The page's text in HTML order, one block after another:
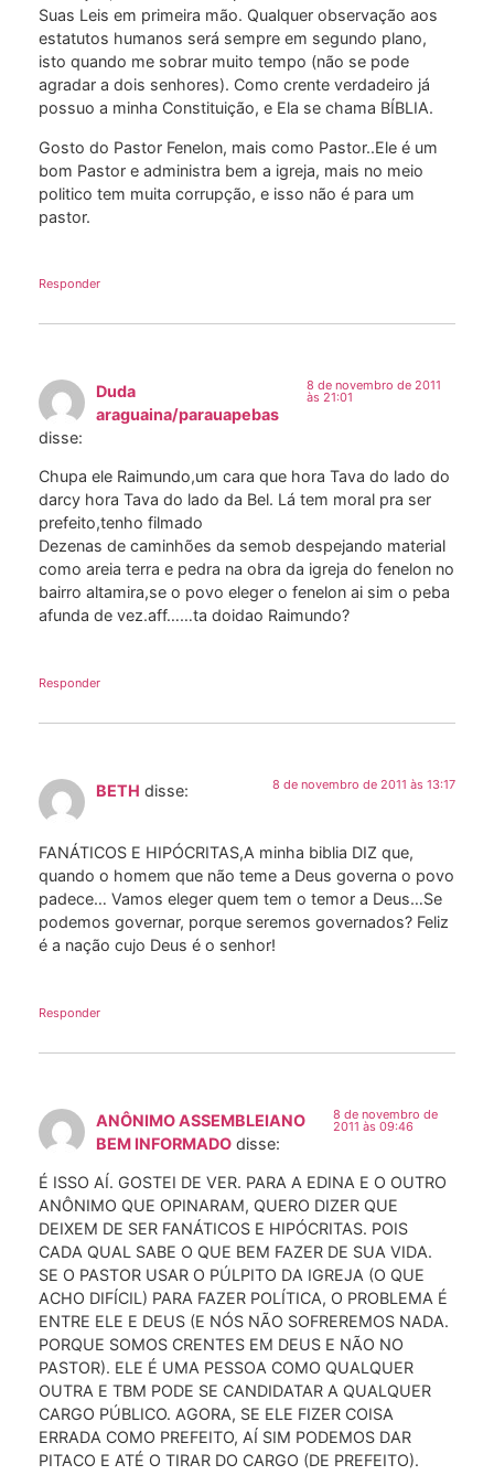
Suas Leis em primeira mão. Qualquer observação aos
estatutos humanos será sempre em segundo plano,
isto quando me sobrar muito tempo (não se pode
agradar a dois senhores). Como crente verdadeiro já
possuo a minha Constituição, e Ela se chama BÍBLIA.
Gosto do Pastor Fenelon, mais como Pastor..Ele é um
bom Pastor e administra bem a igreja, mais no meio
politico tem muita corrupção, e isso não é para um
pastor.
Responder
Duda
araguaina/parauapebas
disse:
8 de novembro de 2011
às 21:01
Chupa ele Raimundo,um cara que hora Tava do lado do
darcy hora Tava do lado da Bel. Lá tem moral pra ser
prefeito,tenho filmado
Dezenas de caminhões da semob despejando material
como areia terra e pedra na obra da igreja do fenelon no
bairro altamira,se o povo eleger o fenelon ai sim o peba
afunda de vez.aff……ta doidao Raimundo?
Responder
BETH disse: 8 de novembro de 2011 às 13:17
FANÁTICOS E HIPÓCRITAS,A minha biblia DIZ que,
quando o homem que não teme a Deus governa o povo
padece… Vamos eleger quem tem o temor a Deus…Se
podemos governar, porque seremos governados? Feliz
é a nação cujo Deus é o senhor!
Responder
ANÔNIMO ASSEMBLEIANO
BEM INFORMADO disse:
8 de novembro de
2011 às 09:46
É ISSO AÍ. GOSTEI DE VER. PARA A EDINA E O OUTRO
ANÔNIMO QUE OPINARAM, QUERO DIZER QUE
DEIXEM DE SER FANÁTICOS E HIPÓCRITAS. POIS
CADA QUAL SABE O QUE BEM FAZER DE SUA VIDA.
SE O PASTOR USAR O PÚLPITO DA IGREJA (O QUE
ACHO DIFÍCIL) PARA FAZER POLÍTICA, O PROBLEMA É
ENTRE ELE E DEUS (E NÓS NÃO SOFREREMOS NADA.
PORQUE SOMOS CRENTES EM DEUS E NÃO NO
PASTOR). ELE É UMA PESSOA COMO QUALQUER
OUTRA E TBM PODE SE CANDIDATAR A QUALQUER
CARGO PÚBLICO. AGORA, SE ELE FIZER COISA
ERRADA COMO PREFEITO, AÍ SIM PODEMOS DAR
PITACO E ATÉ O TIRAR DO CARGO (DE PREFEITO).